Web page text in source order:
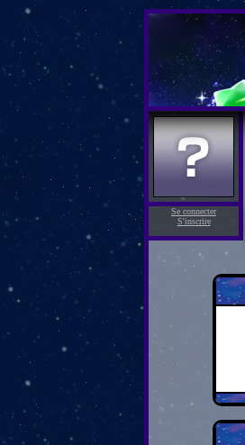
Se connecter
S'inscrire